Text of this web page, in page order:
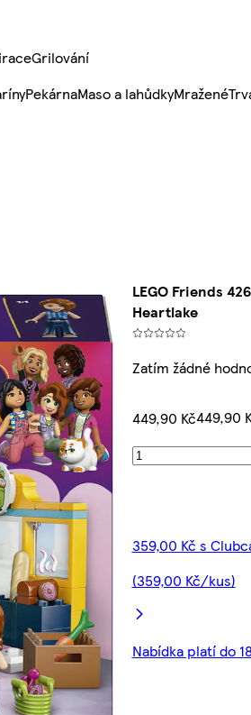
Grilování
PekárnaMaso a lahůdkyMražené
LEGO Friends
Heartlake
Zatím žádné
449,90 Kč449,90
359,00 Kč s
(359,00 Kč/kus)
Nabídka platí do